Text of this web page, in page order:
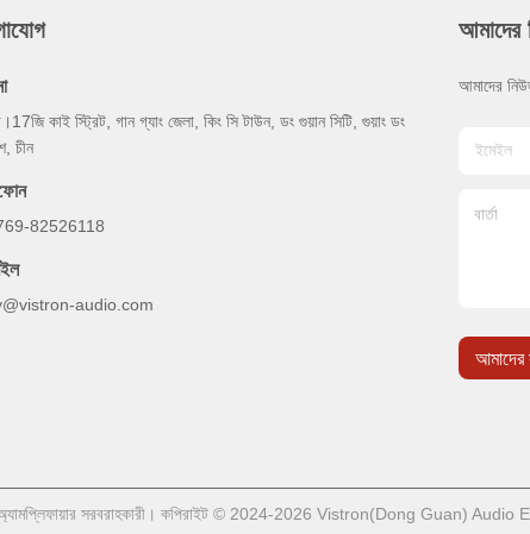
কাই স্ট্রিট, গান গ্যাং জেলা, কিং সি টাউন, ডং গুয়ান সিটি, গুয়াং ডং
চীন
82526118
audio.com
আমাদের
আমাদের
আমাদের
অ্যামপ্লিফায়ার সরবরাহকারী। কপিরাইট © 2024-2026 Vistron(Dong Guan)